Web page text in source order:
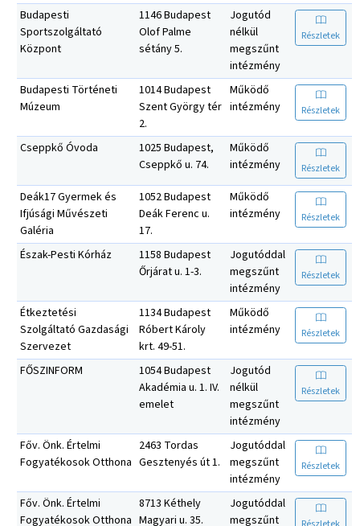
Budapesti
Sportszolgáltató
Központ
1146 Budapest
Olof Palme
sétány 5.
Jogutód
nélkül
megszűnt
intézmény
Részletek
Budapesti Történeti
Múzeum
1014 Budapest
Szent György tér
2.
Működő
intézmény
Részletek
Cseppkő Óvoda
1025 Budapest,
Cseppkő u. 74.
Működő
intézmény
Részletek
Deák17 Gyermek és
Ifjúsági Művészeti
Galéria
1052 Budapest
Deák Ferenc u.
17.
Működő
intézmény
Részletek
Észak-Pesti Kórház
1158 Budapest
Őrjárat u. 1-3.
Jogutóddal
megszűnt
intézmény
Részletek
Étkeztetési
Szolgáltató Gazdasági
Szervezet
1134 Budapest
Róbert Károly
krt. 49-51.
Működő
intézmény
Részletek
FŐSZINFORM
1054 Budapest
Akadémia u. 1. IV.
emelet
Jogutód
nélkül
megszűnt
intézmény
Részletek
Főv. Önk. Értelmi
Fogyatékosok Otthona
2463 Tordas
Gesztenyés út 1.
Jogutóddal
megszűnt
intézmény
Részletek
Főv. Önk. Értelmi
Fogyatékosok Otthona
8713 Kéthely
Magyari u. 35.
Jogutóddal
megszűnt